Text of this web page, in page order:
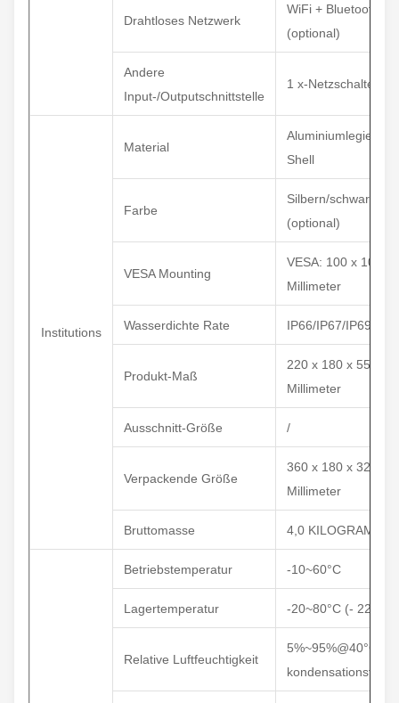
Drahtloses Netzwerk
WiFi + Bluetooth
(optional)
Andere
Input-/Outputschnittstelle
1 x-Netzschalter
Institutions
Material
Aluminiumlegierung
Shell
Farbe
Silbern/schwarz
(optional)
VESA Mounting
VESA: 100 x 100
Millimeter
Wasserdichte Rate IP66/IP67/IP69K
Produkt-Maß
220 x 180 x 55
Millimeter
Ausschnitt-Größe /
Verpackende Größe
360 x 180 x 320
Millimeter
Bruttomasse 4,0 KILOGRAMM
Betriebstemperatur -10~60°C
Lagertemperatur -20~80°C (-
Relative Luftfeuchtigkeit
5%~95%@40°C,
kondensationsfrei